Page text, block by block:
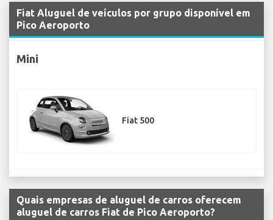
Fiat Aluguel de veículos por grupo disponível em
Pico Aeroporto
Mini
Fiat 500
Quais empresas de aluguel de carros oferecem
aluguel de carros Fiat de Pico Aeroporto?